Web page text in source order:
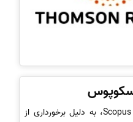
مجلات نمایه شده در پایگاه داده Scopus، به دلیل برخورداری از